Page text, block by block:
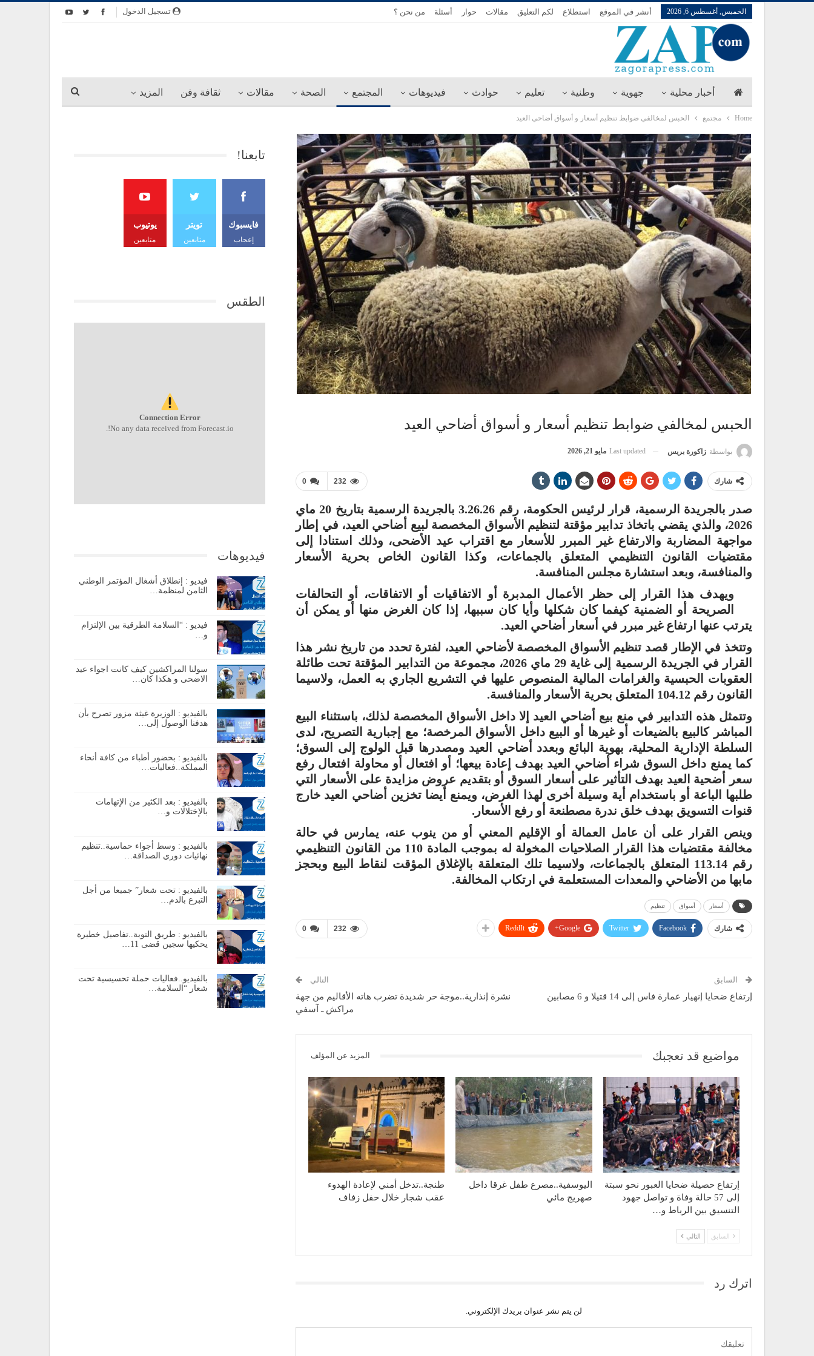
تسجيل الدخول الخميس, أغسطس 6, 2026 أنشر في الموقع استطلاع لكم التعليق مقالات حوار أسئلة من نحن ؟
أخبار محلية جهوية وطنية تعليم حوادث فيديوهات المجتمع الصحة مقالات ثقافة وفن المزيد
Home مجتمع الحبس لمخالفي ضوابط تنظيم أسعار و أسواق أضاحي العيد
الحبس لمخالفي ضوابط تنظيم أسعار و أسواق أضاحي العيد
بواسطة زاكورة بريس Last updated مايو 21, 2026
0 232 شارك
صدر بالجريدة الرسمية، قرار لرئيس الحكومة، رقم 3.26.26 بالجريدة الرسمية بتاريخ 20 ماي
2026، والذي يقضي باتخاذ تدابير مؤقتة لتنظيم الأسواق المخصصة لبيع أضاحي العيد، في إطار
مواجهة المضاربة والارتفاع غير المبرر للأسعار مع اقتراب عيد الأضحى، وذلك استنادا إلى
مقتضيات القانون التنظيمي المتعلق بالجماعات، وكذا القانون الخاص بحرية الأسعار
والمنافسة، وبعد استشارة مجلس المنافسة.
ويهدف هذا القرار إلى حظر الأعمال المدبرة أو الاتفاقيات أو الاتفاقات، أو التحالفات
الصريحة أو الضمنية كيفما كان شكلها وأيا كان سببها، إذا كان الغرض منها أو يمكن أن
يترتب عنها ارتفاع غير مبرر في أسعار أضاحي العيد.
وتتخذ في الإطار قصد تنظيم الأسواق المخصصة لأضاحي العيد، لفترة تحدد من تاريخ نشر هذا
القرار في الجريدة الرسمية إلى غاية 29 ماي 2026، مجموعة من التدابير المؤقتة تحت طائلة
العقوبات الحبسية والغرامات المالية المنصوص عليها في التشريع الجاري به العمل، ولاسيما
القانون رقم 104.12 المتعلق بحرية الأسعار والمنافسة.
وتتمثل هذه التدابير في منع بيع أضاحي العيد إلا داخل الأسواق المخصصة لذلك، باستثناء البيع
المباشر كالبيع بالضيعات أو غيرها أو البيع داخل الأسواق المرخصة؛ مع إجبارية التصريح، لدى
السلطة الإدارية المحلية، بهوية البائع وبعدد أضاحي العيد ومصدرها قبل الولوج إلى السوق؛
كما يمنع داخل السوق شراء أضاحي العيد بهدف إعادة بيعها؛ أو افتعال أو محاولة افتعال رفع
سعر أضحية العيد بهدف التأثير على أسعار السوق أو بتقديم عروض مزايدة على الأسعار التي
طلبها الباعة أو باستخدام أية وسيلة أخرى لهذا الغرض، ويمنع أيضا تخزين أضاحي العيد خارج
قنوات التسويق بهدف خلق ندرة مصطنعة أو رفع الأسعار.
وينص القرار على أن عامل العمالة أو الإقليم المعني أو من ينوب عنه، يمارس في حالة
مخالفة مقتضيات هذا القرار الصلاحيات المخولة له بموجب المادة 110 من القانون التنظيمي
رقم 113.14 المتعلق بالجماعات، ولاسيما تلك المتعلقة بالإغلاق المؤقت لنقاط البيع وبحجز
مابها من الأضاحي والمعدات المستعلمة في ارتكاب المخالفة.
أسعار أسواق تنظيم
0 232 شارك Facebook
Twitter
Google+
ReddIt
السابق
إرتفاع ضحايا إنهيار عمارة فاس إلى 14 قتيلا و 6 مصابين
التالي
نشرة إنذارية..موجة حر شديدة تضرب هاته الأقاليم من جهة
مراكش ـ آسفي
مواضيع قد تعجبك المزيد عن المؤلف
إرتفاع حصيلة ضحايا العبور نحو سبتة
إلى 57 حالة وفاة و تواصل جهود
التنسيق بين الرباط و…
اليوسفية..مصرع طفل غرقا داخل
صهريج مائي
طنجة..تدخل أمني لإعادة الهدوء
عقب شجار خلال حفل زفاف
السابق التالي
اترك رد
لن يتم نشر عنوان بريدك الإلكتروني.
تابعنا!
فايسبوك
إعجاب
تويتر
متابعين
يوتيوب
متابعين
الطقس
Connection Error
No any data received from Forecast.io!.
فيديوهات
فيديو : إنطلاق أشغال المؤتمر الوطني
الثامن لمنظمة…
فيديو : “السلامة الطرقية بين الإلتزام
و…
سولنا المراكشين كيف كانت اجواء عيد
الاضحى و هكذا كان…
بالفيديو : الوزيرة غيثة مزور تصرح بأن
هدفنا الوصول إلى…
بالفيديو : بحضور أطباء من كافة أنحاء
المملكة..فعاليات…
بالفيديو : بعد الكثير من الإتهامات
بالإختلالات و…
بالفيديو : وسط أجواء حماسية..تنظيم
نهائيات دوري الصداقة…
بالفيديو : تحت شعار” جميعا من أجل
التبرع بالدم…
بالفيديو : طريق التوبة..تفاصيل خطيرة
يحكيها سجين قضى 11…
بالفيديو..فعاليات حملة تحسيسية تحت
شعار “السلامة…